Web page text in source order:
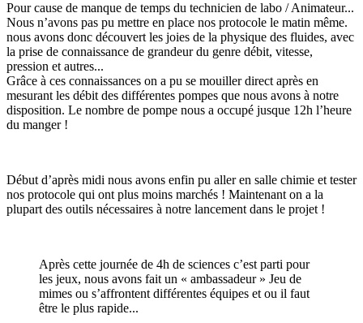
Pour cause de manque de temps du technicien de labo / Animateur...
Nous n’avons pas pu mettre en place nos protocole le matin même.
nous avons donc découvert les joies de la physique des fluides, avec
la prise de connaissance de grandeur du genre débit, vitesse,
pression et autres...
Grâce à ces connaissances on a pu se mouiller direct après en
mesurant les débit des différentes pompes que nous avons à notre
disposition. Le nombre de pompe nous a occupé jusque 12h l’heure
du manger !
Début d’après midi nous avons enfin pu aller en salle chimie et tester
nos protocole qui ont plus moins marchés ! Maintenant on a la
plupart des outils nécessaires à notre lancement dans le projet !
Après cette journée de 4h de sciences c’est parti pour
les jeux, nous avons fait un « ambassadeur » Jeu de
mimes ou s’affrontent différentes équipes et ou il faut
être le plus rapide...